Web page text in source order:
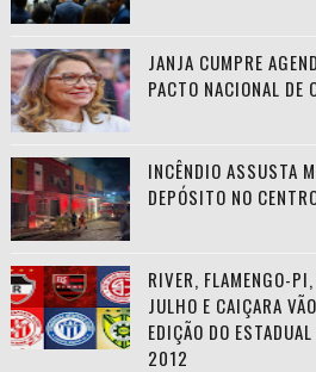
JANJA CUMPRE
PACTO NACIONAL DE
INCÊNDIO ASSUSTA
DEPÓSITO NO
RIVER, FLAMENGO-
JULHO E CAIÇARA
EDIÇÃO DO
2012